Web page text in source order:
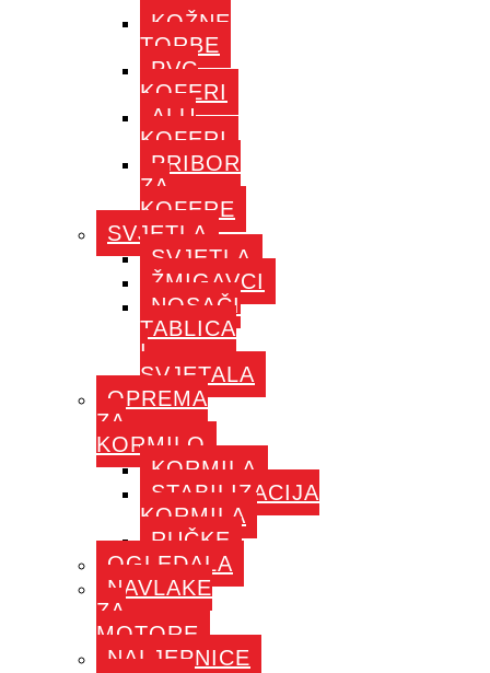
KOŽNE
TORBE
PVC
KOFERI
ALU
KOFERI
PRIBOR
ZA
KOFERE
SVJETLA
SVJETLA
ŽMIGAVCI
NOSAČI
TABLICA
I
SVJETALA
OPREMA
ZA
KORMILO
KORMILA
STABILIZACIJA
KORMILA
RUČKE
OGLEDALA
NAVLAKE
ZA
MOTORE
NALJEPNICE